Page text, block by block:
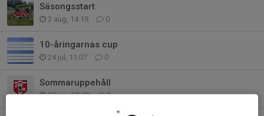
Säsongsstart
3 aug, 14:19 0
10-åringarnas cup
24 jul, 11:07 0
Sommaruppehåll
28 jun, 23:02 0